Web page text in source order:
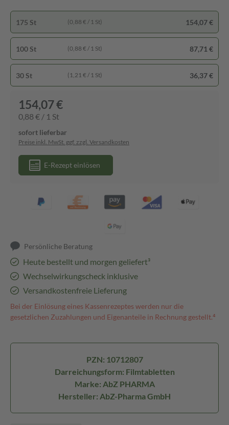
175 St (0,88 € / 1 St) 154,07 €
100 St (0,88 € / 1 St) 87,71 €
30 St (1,21 € / 1 St) 36,37 €
154,07 €
0,88 € / 1 St
sofort lieferbar
Preise inkl. MwSt. ggf. zzgl. Versandkosten
E-Rezept einlösen
Persönliche Beratung
Heute bestellt und morgen geliefert³
Wechselwirkungscheck inklusive
Versandkostenfreie Lieferung
Bei der Einlösung eines Kassenrezeptes werden nur die
gesetzlichen Zuzahlungen und Eigenanteile in Rechnung gestellt.⁴
PZN: 10712807
Darreichungsform: Filmtabletten
Marke: AbZ PHARMA
Hersteller: AbZ-Pharma GmbH